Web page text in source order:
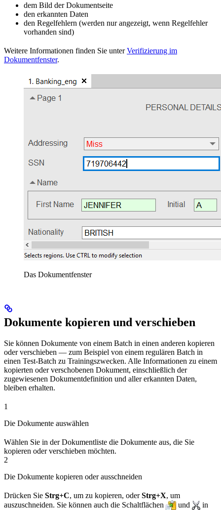
dem Bild der Dokumentseite
den erkannten Daten
den Regelfehlern (werden nur angezeigt, wenn Regelfehler
vorhanden sind)
Weitere Informationen finden Sie unterVerifizierung im
Dokumentfenster.
Das Dokumentfenster
Dokumente kopieren und verschieben
Sie können Dokumente von einem Batch in einen anderen kopieren
oder verschieben — zum Beispiel von einem regulären Batch in
einen Test-Batch zu Trainingszwecken. Alle Informationen zu einem
kopierten oder verschobenen Dokument, einschließlich der
zugewiesenen Dokumentdefinition und aller erkannten Daten,
bleiben erhalten.
1
Die Dokumente auswählen
Wählen Sie in der Dokumentliste die Dokumente aus, die Sie
kopieren oder verschieben möchten.
2
Die Dokumente kopieren oder ausschneiden
Drücken Sie Strg+C, um zu kopieren, oderStrg+X, um
auszuschneiden. Sie können auch die Schaltflächen
und
in